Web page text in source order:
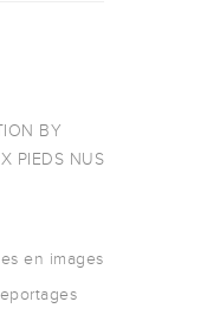
BY
PIEDS NUS
en images